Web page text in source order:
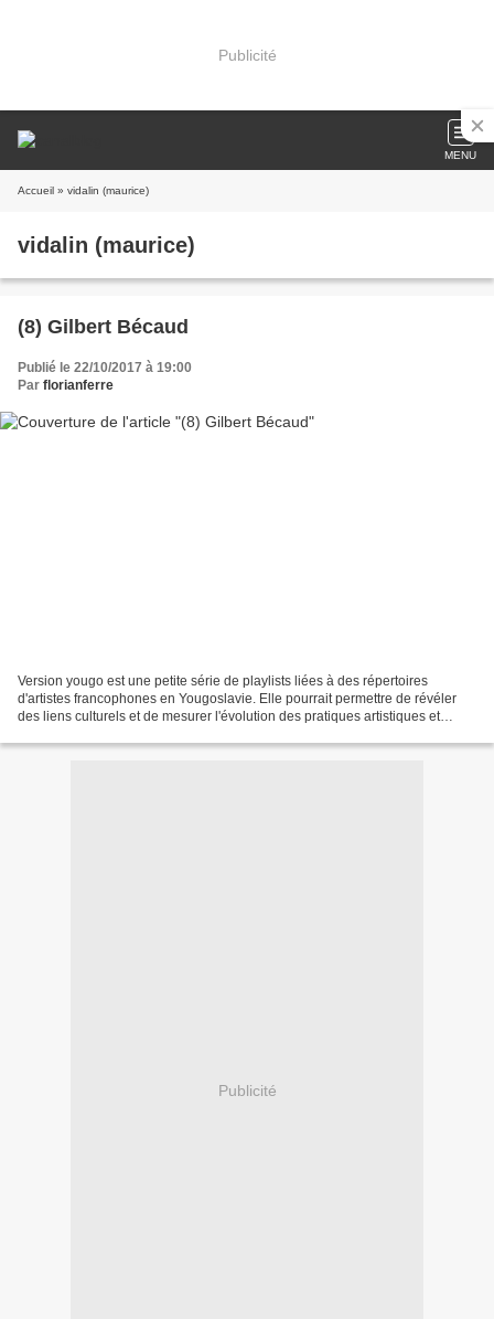
Publicité
MENU
Accueil » vidalin (maurice)
vidalin (maurice)
(8) Gilbert Bécaud
Publié le 22/10/2017 à 19:00
Par florianferre
Version yougo est une petite série de playlists liées à des répertoires
d'artistes francophones en Yougoslavie. Elle pourrait permettre de révéler
des liens culturels et de mesurer l'évolution des pratiques artistiques et
Publicité